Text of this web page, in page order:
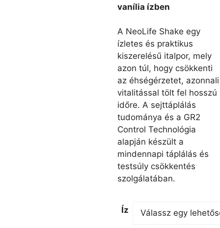
vanília ízben
A NeoLife Shake egy
ízletes és praktikus
kiszerelésű italpor, mely
azon túl, hogy csökkenti
az éhségérzetet, azonnali
vitalitással tölt fel hosszú
időre. A sejttáplálás
tudománya és a GR2
Control Technológia
alapján készült a
mindennapi táplálás és
testsúly csökkentés
szolgálatában.
Íz